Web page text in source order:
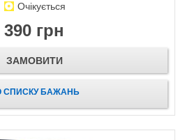
Очікується
390 грн
ЗАМОВИТИ
СПИСКУ БАЖАНЬ